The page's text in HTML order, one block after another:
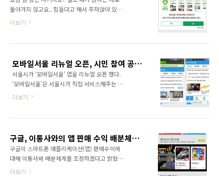
플레이에 먼저 접속하셔서 "좋은글모음"을 검색
해 보시거나 "읽으면 좋은글"을 검색해 보시면
바로 찾으실 수 있을 겁니다. 검색이 어려우시면
레이 설치 페이지로 이동합니다. 읽으면 좋은글
성하고 최근에 13만 다운로드를 넘어서는 등 ..
돌아가지 않고요.. 힘들다고 해서 주저앉아 있을
수도 없는 일입니다. 이렇게 힘든 시기일수록 좋
하는 좋은글이 있습니다. 이렇게 힘들고 지칠때
읽으면 좋은글을 큐레이션하여 제공하는 앱을
출시하였습니다. 앱 이름이 바로 '읽으면좋은
글'입니다. 깜냥이의 웹2.0 이야기!를 운영하는
해드리고 있습니다. 구글 플레이 스토어에서 '읽
시면 바로 설치하실 수 있습니다. '좋은글'로 검
색해 보시면 ..
더보기
모바일서울 리뉴얼 오픈, 시민 참여 공간 ‘어울리게’ 신설
서울시가 ‘모바일서울’ 앱을 리뉴얼 오픈 했다.
‘모바일서울’은 서울시가 직접 서비스해주는 모
바일 앱으로써 서울 생활에 꼭 필요한 깨알 같은
기능까지 거의 유사하지만 모바일 앱에서만 이
용할 수 있는 몇몇 주요기능들이 있다. 이렇게 모
바일 웹을 스마트폰 전용 애플리케이션으로 만
든 앱을 하이브리드앱이라고 한다. 모바일 앱은
더보기
구글, 이통사와의 앱 판매 수익 배분체계 조정한다
구글이 스마트폰 애플리케이션(앱) 판매수익에
대해 이통사와 배분체계를 조정하겠다고 밝혔
다. 현재는 앱이 판매되면 앱 개발사가 70%를
더보기